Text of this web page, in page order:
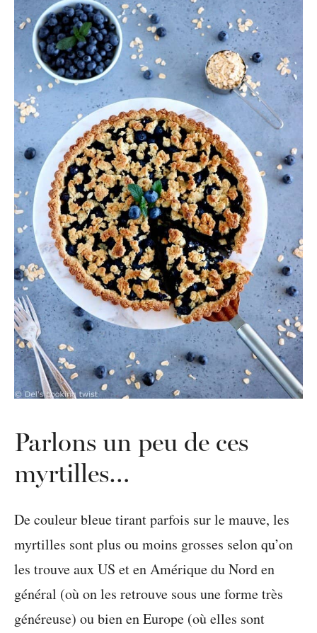
Parlons un peu de ces
myrtilles…
De couleur bleue tirant parfois sur le mauve, les
myrtilles sont plus ou moins grosses selon qu’on
les trouve aux US et en Amérique du Nord en
général (où on les retrouve sous une forme très
généreuse) ou bien en Europe (où elles sont